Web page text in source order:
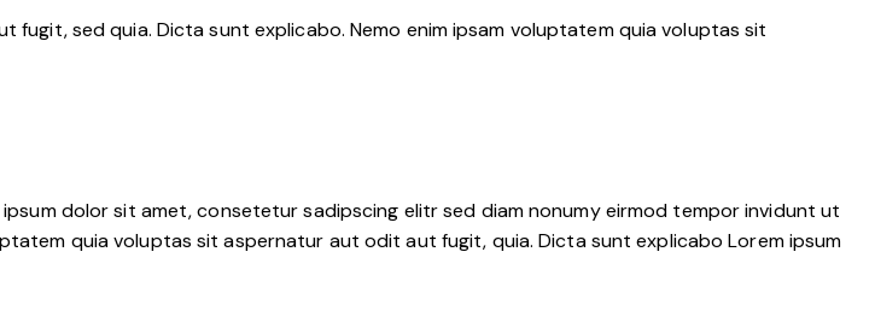
sed quia. Dicta sunt explicabo. Nemo enim ipsam voluptatem quia voluptas sit
dolor sit amet, consetetur sadipscing elitr sed diam nonumy eirmod tempor invidunt ut
quia voluptas sit aspernatur aut odit aut fugit, quia. Dicta sunt explicabo Lorem ipsum